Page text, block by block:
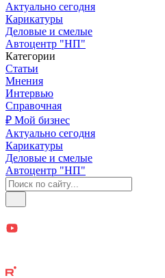
Актуально сегодня
Карикатуры
Деловые и смелые
Автоцентр "НП"
Категории
Статьи
Мнения
Интервью
Справочная
₽ Мой бизнес
Актуально сегодня
Карикатуры
Деловые и смелые
Автоцентр "НП"